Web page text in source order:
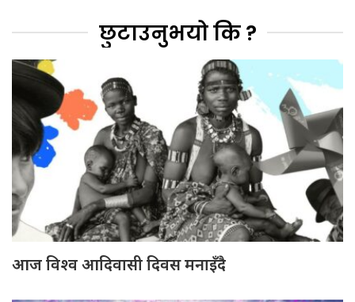
छुटाउनुभयो कि ?
आज विश्व आदिवासी दिवस मनाइँदै